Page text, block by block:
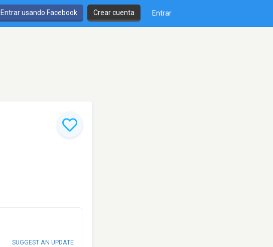
Entrar usando Facebook Crear cuenta Entrar
SUGGEST AN UPDATE